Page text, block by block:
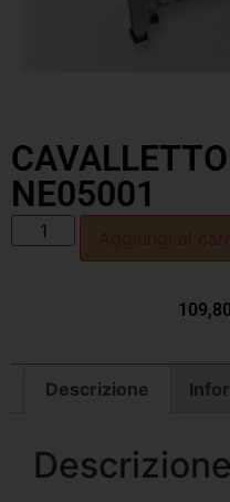
NE05001
109,80
Descrizione
Descrizione